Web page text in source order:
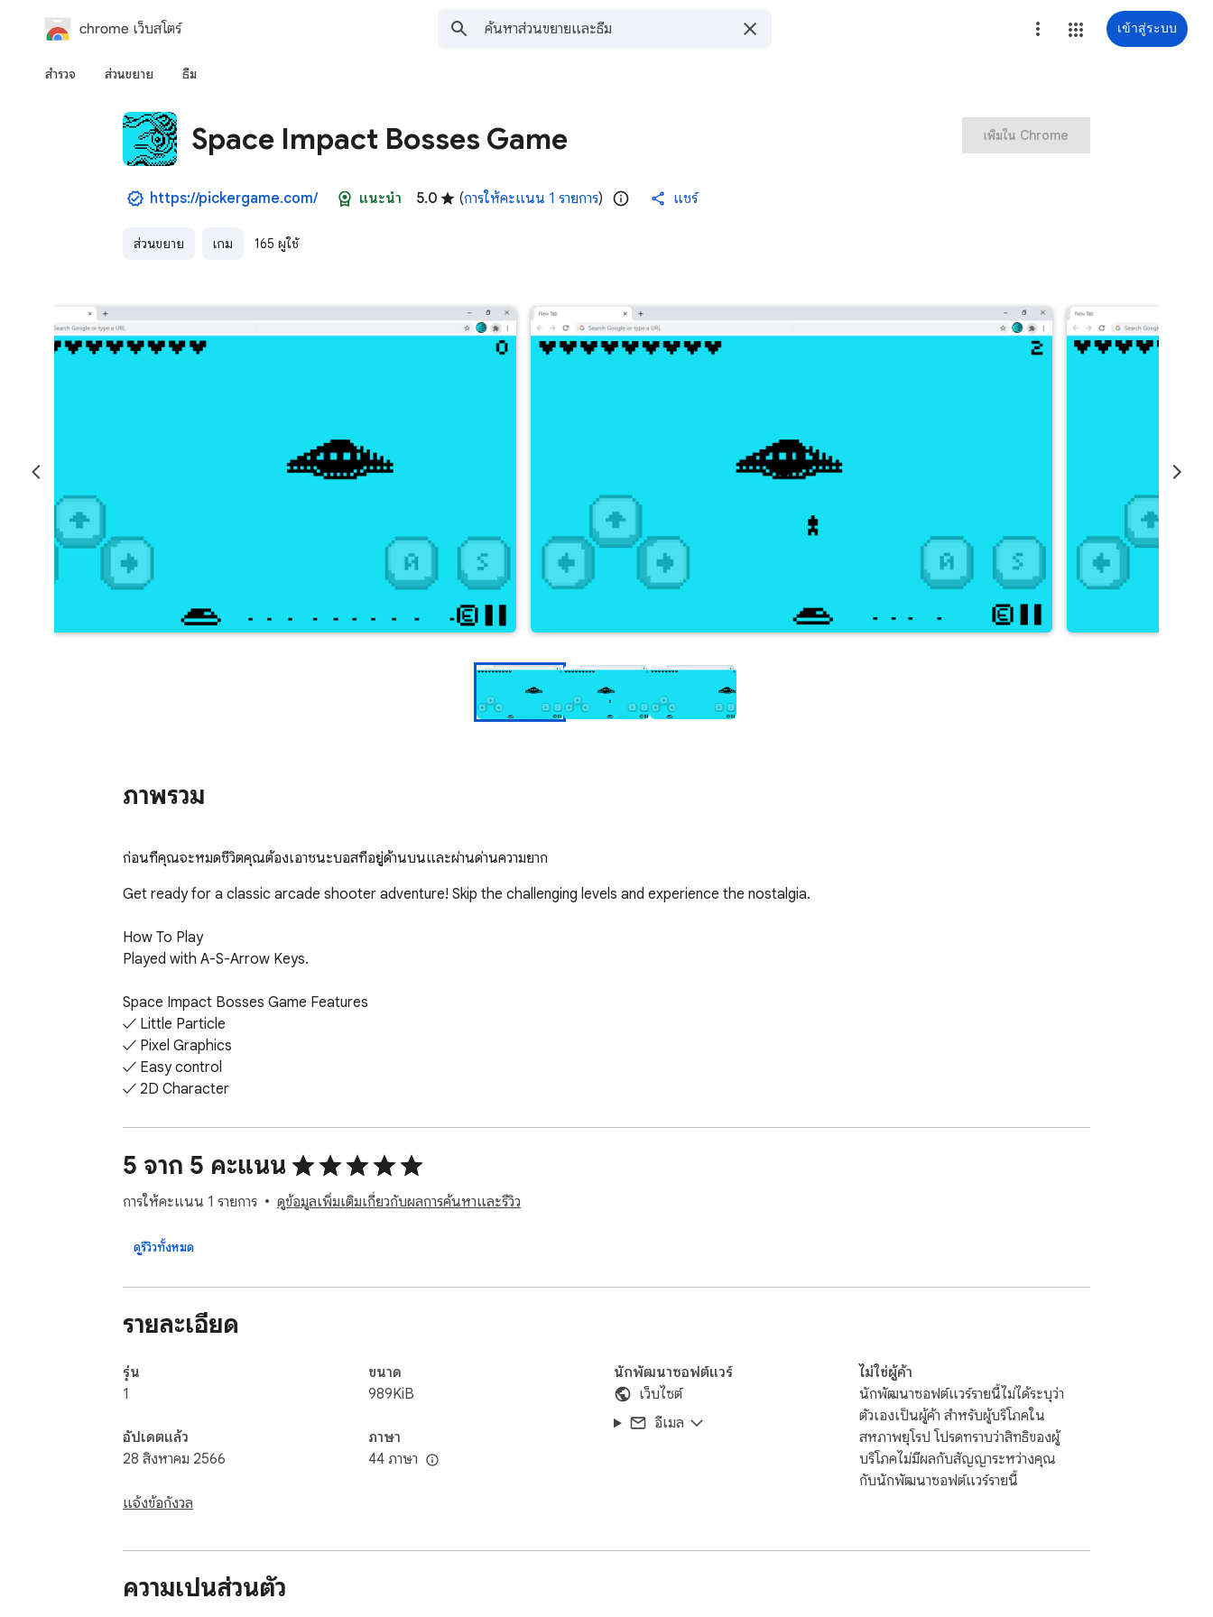
chrome เว็บสโตร์ เข้าสู่ระบบ
สำรวจ ส่วนขยาย ธีม
Space Impact Bosses Game
https://pickergame.com/ แนะนำ 5.0 (การให้คะแนน 1 รายการ) แชร์
ส่วนขยาย เกม 165 ผู้ใช้
เพิ่มใน Chrome
ภาพรวม
ก่อนที่คุณจะหมดชีวิตคุณต้องเอาชนะบอสที่อยู่ด้านบนและผ่านด่านความยาก
Get ready for a classic arcade shooter adventure! Skip the challenging levels and experience the nostalgia.
How To Play
Played with A-S-Arrow Keys.
Space Impact Bosses Game Features
✓ Little Particle
✓ Pixel Graphics
✓ Easy control
✓ 2D Character
Finally, you can enjoy these game for free (and more requests will be added)! Space Impact Bosses Game extension does not contain any hidden ads.
Help and Contact
Contact with us at info@pickergame.com and share your thoughts and problems.
5 จาก 5 คะแนน
การให้คะแนน 1 รายการ ดูข้อมูลเพิ่มเติมเกี่ยวกับผลการค้นหาและรีวิว
ดูรีวิวทั้งหมด
รายละเอียด
รุ่น
1
อัปเดตแล้ว
28 สิงหาคม 2566
แจ้งข้อกังวล
ขนาด
989KiB
ภาษา
44 ภาษา
นักพัฒนาซอฟต์แวร์
เว็บไซต์
อีเมล
ไม่ใช่ผู้ค้า
นักพัฒนาซอฟต์แวร์รายนี้ไม่ได้ระบุว่า
ตัวเองเป็นผู้ค้า สำหรับผู้บริโภคใน
สหภาพยุโรป โปรดทราบว่าสิทธิของผู้
บริโภคไม่มีผลกับสัญญาระหว่างคุณ
กับนักพัฒนาซอฟต์แวร์รายนี้
ความเป็นส่วนตัว